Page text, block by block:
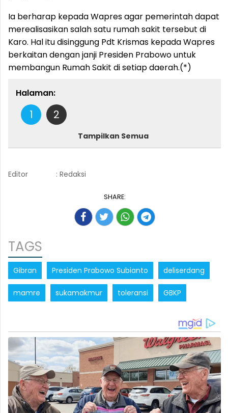
Ia berharap kepada Wapres agar pemerintah dapat
merealisasikan salah satu rumah sakit tersebut di
Karo. Hal itu disinggung Pdt Krismas kepada Wapres
berkaitan dengan janji Presiden Prabowo untuk
membangun Rumah Sakit di setiap daerah.(*)
Halaman:
1 2
Tampilkan Semua
Editor : Redaksi
SHARE:
TAGS
Gibran Presiden Prabowo Subianto deliserdang
mamre sukamakmur toleransi GBKP